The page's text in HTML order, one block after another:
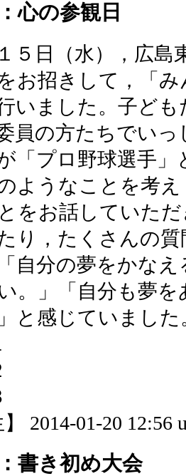
心の参観日
５日（水），広島
お招きして，「
いました。子ど
員の方たちでい
「プロ野球選手
ようなことを考
をお話していた
り，たくさんの
自分の夢をかな
。」「自分も夢
と感じていました
】 2014-01-20 12:56
書き初め大会